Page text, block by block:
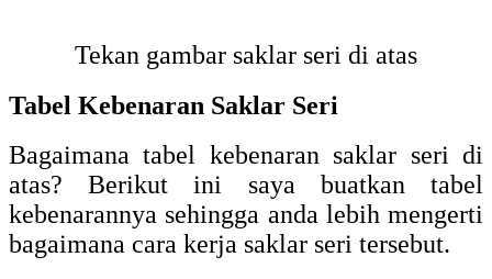
Tekan gambar saklar seri di atas
Tabel Kebenaran Saklar Seri
Bagaimana tabel kebenaran saklar seri di
atas? Berikut ini saya buatkan tabel
kebenarannya sehingga anda lebih mengerti
bagaimana cara kerja saklar seri tersebut.